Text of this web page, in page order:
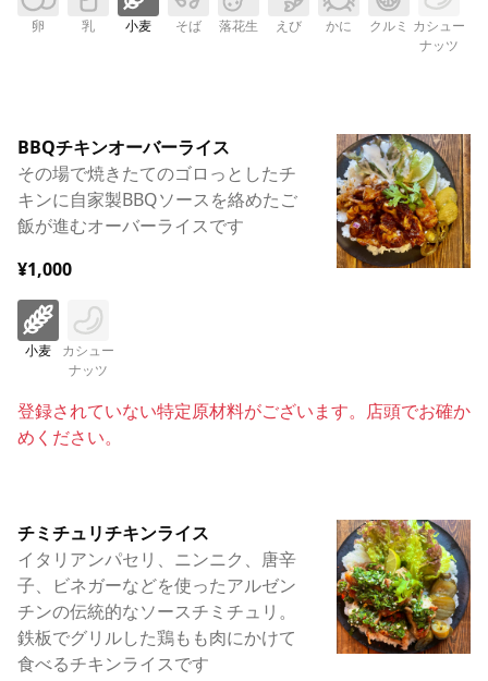
卵 乳 小麦 そば 落花生 えび かに クルミ カシュー
ナッツ
BBQチキンオーバーライス
その場で焼きたてのゴロっとしたチ
キンに自家製BBQソースを絡めたご
飯が進むオーバーライスです
¥1,000
小麦
カシュー
ナッツ
登録されていない特定原材料がございます。店頭でお確か
めください。
チミチュリチキンライス
イタリアンパセリ、ニンニク、唐辛
子、ビネガーなどを使ったアルゼン
チンの伝統的なソースチミチュリ。
鉄板でグリルした鶏もも肉にかけて
食べるチキンライスです